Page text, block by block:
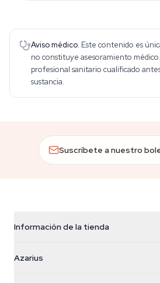
Aviso médico. Este contenido es
no constituye asesoramiento
profesional sanitario cualificado
sustancia.
Suscríbete a nuestro
Información de la tienda
Galvaniweg 11
Azarius